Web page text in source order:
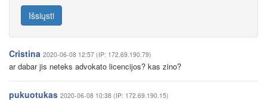
Išsiųsti
Cristina 2020-06-08 12:57 (IP: 172.69.190.79)
ar dabar jis neteks advokato licencijos? kas zino?
pukuotukas 2020-06-08 10:38 (IP: 172.69.190.15)